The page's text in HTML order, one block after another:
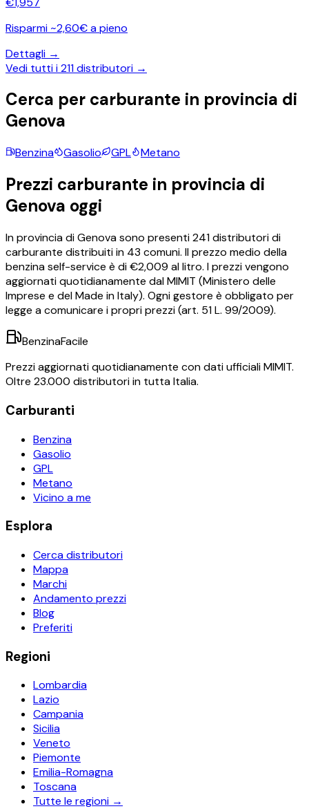
Risparmi ~2,60€ a pieno
Dettagli →
Vedi tutti i211distributori →
Cerca per carburante in provincia di
Genova
Benzina Gasolio GPL Metano
Prezzi carburante in provincia di
Genova oggi
In provincia diGenovasono presenti241distributori di
carburante distribuiti in 43 comuni. Il prezzo medio della
benzina self-service è di €2,009 al litro. I prezzi vengono
aggiornati quotidianamente dal MIMIT (Ministero delle
Imprese e del Made in Italy). Ogni gestore è obbligato per
legge a comunicare i propri prezzi (art. 51 L. 99/2009).
BenzinaFacile
Prezzi aggiornati quotidianamente con dati ufficiali MIMIT.
Oltre 23.000 distributori in tutta Italia.
Carburanti
Benzina
Gasolio
GPL
Metano
Vicino a me
Esplora
Cerca distributori
Mappa
Marchi
Andamento prezzi
Blog
Preferiti
Regioni
Lombardia
Lazio
Campania
Sicilia
Veneto
Piemonte
Emilia-Romagna
Toscana
Tutte le regioni →